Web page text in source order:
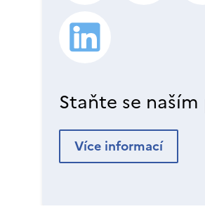
Staňte se
Více informací